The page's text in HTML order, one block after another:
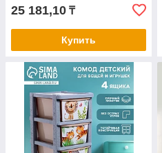
25 181,10 ₸
Купить